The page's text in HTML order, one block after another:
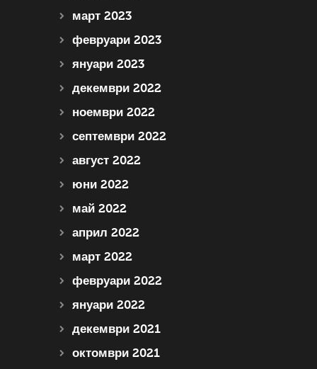
март 2023
февруари 2023
януари 2023
декември 2022
ноември 2022
септември 2022
август 2022
юни 2022
май 2022
април 2022
март 2022
февруари 2022
януари 2022
декември 2021
октомври 2021